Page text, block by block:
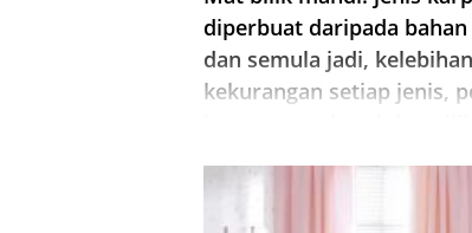
diperbuat daripada
dan semula jadi,
kekurangan setiap jenis,